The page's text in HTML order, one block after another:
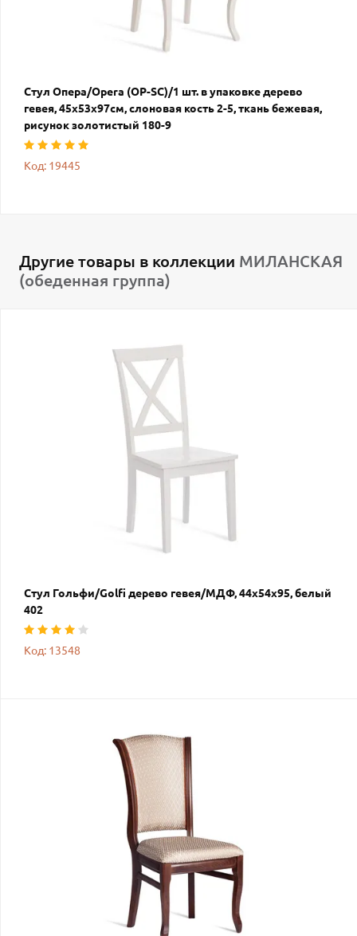
Стул Опера/Opera (OP-SC)/1 шт. в упаковке дерево
гевея, 45х53х97см, слоновая кость 2-5, ткань бежевая,
рисунок золотистый 180-9
Код: 19445
Другие товары в коллекции МИЛАНСКАЯ
(обеденная группа)
Стул Гольфи/Golfi дерево гевея/МДФ, 44х54х95, белый
402
Код: 13548